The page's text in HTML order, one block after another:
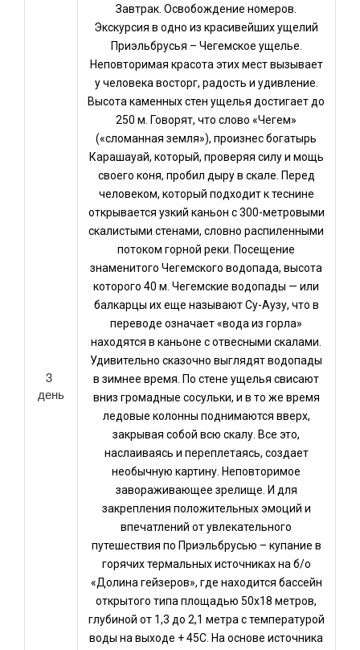
3
день
Завтрак. Освобождение номеров.
Экскурсия в одно из красивейших ущелий
Приэльбрусья – Чегемское ущелье.
Неповторимая красота этих мест вызывает
у человека восторг, радость и удивление.
Высота каменных стен ущелья достигает до
250 м. Говорят, что слово «Чегем»
(«сломанная земля»), произнес богатырь
Карашауай, который, проверяя силу и мощь
своего коня, пробил дыру в скале. Перед
человеком, который подходит к теснине
открывается узкий каньон с 300-метровыми
скалистыми стенами, словно распиленными
потоком горной реки. Посещение
знаменитого Чегемского водопада, высота
которого 40 м. Чегемские водопады — или
балкарцы их еще называют Су-Аузу, что в
переводе означает «вода из горла»
находятся в каньоне с отвесными скалами.
Удивительно сказочно выглядят водопады
в зимнее время. По стене ущелья свисают
вниз громадные сосульки, и в то же время
ледовые колонны поднимаются вверх,
закрывая собой всю скалу. Все это,
наслаиваясь и переплетаясь, создает
необычную картину. Неповторимое
завораживающее зрелище. И для
закрепления положительных эмоций и
впечатлений от увлекательного
путешествия по Приэльбрусью – купание в
горячих термальных источниках на б/о
«Долина гейзеров», где находится бассейн
открытого типа площадью 50х18 метров,
глубиной от 1,3 до 2,1 метра с температурой
воды на выходе + 45С. На основе источника